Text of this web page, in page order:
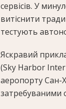
сервісів. У
витіснити
тестують
Яскравий
(Sky Harbor
аеропорту Сан-
затребуваними